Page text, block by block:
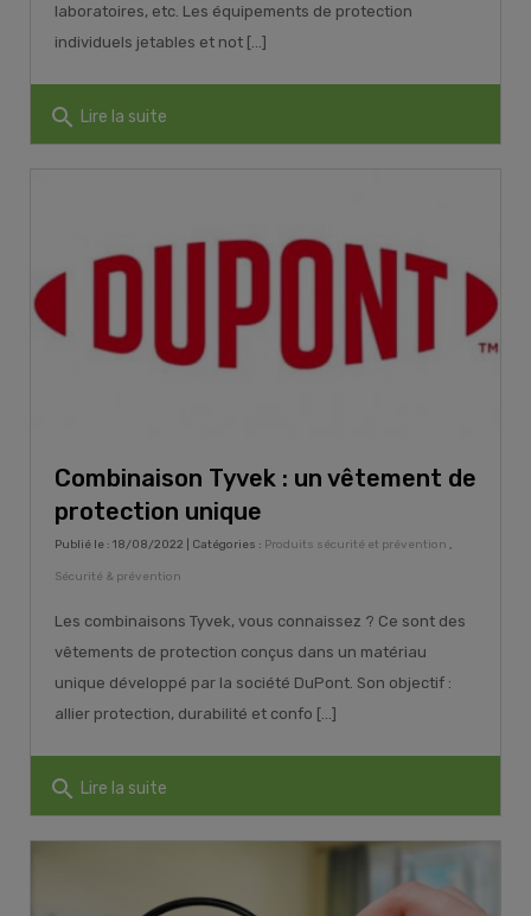
laboratoires, etc. Les équipements de protection
individuels jetables et not [...]
search Lire la suite
Combinaison Tyvek : un vêtement de
protection unique
Publié le : 18/08/2022 | Catégories : Produits sécurité et prévention ,
Sécurité & prévention
Les combinaisons Tyvek, vous connaissez ? Ce sont des
vêtements de protection conçus dans un matériau
unique développé par la société DuPont. Son objectif :
allier protection, durabilité et confo [...]
search Lire la suite